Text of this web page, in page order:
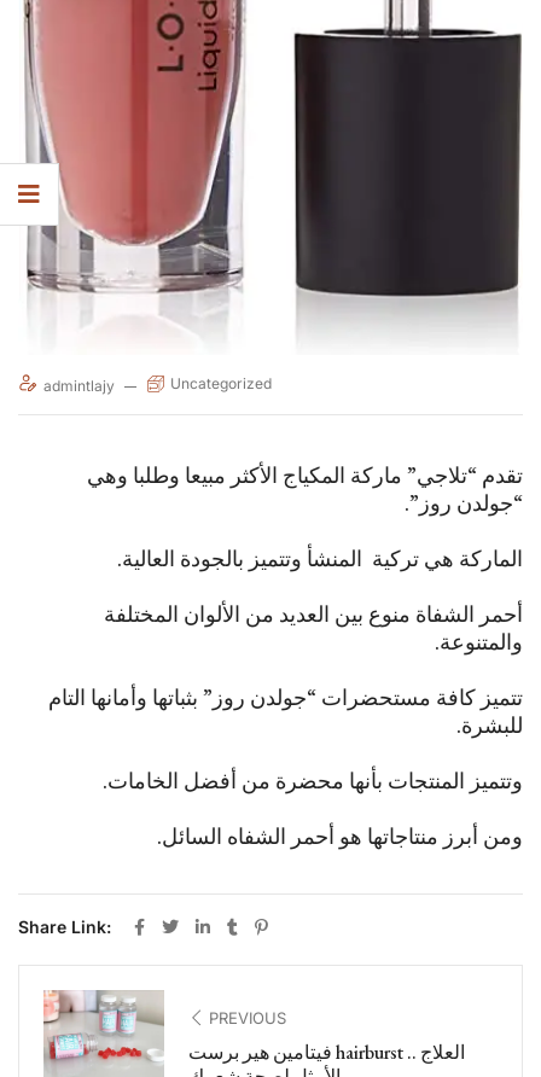
admintlajy Uncategorized
تقدم “تلاجي” ماركة المكياج الأكثر مبيعا وطلبا وهي
“جولدن روز”.
الماركة هي تركية المنشأ وتتميز بالجودة العالية.
أحمر الشفاة منوع بين العديد من الألوان المختلفة
والمتنوعة.
تتميز كافة مستحضرات “جولدن روز” بثباتها وأمانها التام
للبشرة.
وتتميز المنتجات بأنها محضرة من أفضل الخامات.
ومن أبرز منتاجاتها هو أحمر الشفاه السائل.
Share Link:
PREVIOUS
فيتامين هير برست hairburst .. العلاج